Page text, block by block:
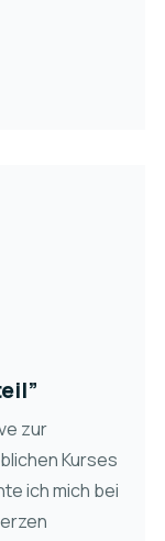
zur
Kurses
ich mich bei